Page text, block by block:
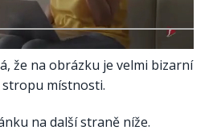
že na obrázku je velmi bizarní
stropu místnosti.
na další straně níže.